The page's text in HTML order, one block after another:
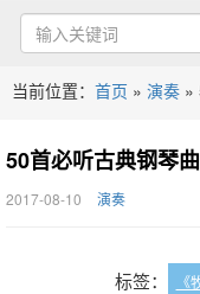
当前位置： 首页 » 演奏 »
50首必听古典钢琴
2017-08-10 演奏
标签： 《